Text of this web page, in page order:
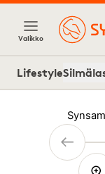
Valikko
Lifestyle
Synsam